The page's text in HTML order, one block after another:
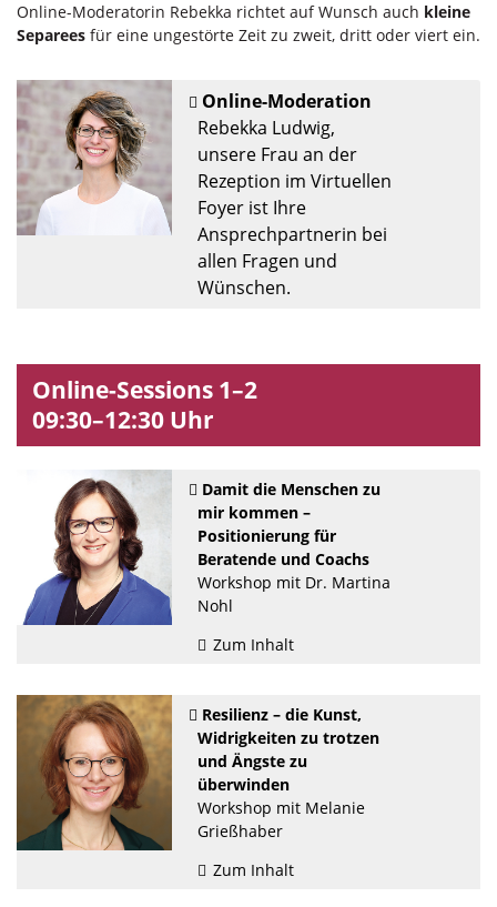
Online-Moderatorin Rebekka richtet auf Wunsch auch kleine
Separees für eine ungestörte Zeit zu zweit, dritt oder viert ein.
Online-Moderation
Rebekka Ludwig,
unsere Frau an der
Rezeption im Virtuellen
Foyer ist Ihre
Ansprechpartnerin bei
allen Fragen und
Wünschen.
Online-Sessions 1–2
09:30–12:30 Uhr
Damit die Menschen zu
mir kommen –
Positionierung für
Beratende und Coachs
Workshop mit Dr. Martina
Nohl
Zum Inhalt
Resilienz – die Kunst,
Widrigkeiten zu trotzen
und Ängste zu
überwinden
Workshop mit Melanie
Grießhaber
Zum Inhalt